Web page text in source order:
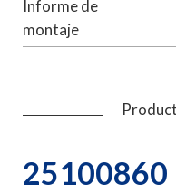
Informe de
montaje
25100860